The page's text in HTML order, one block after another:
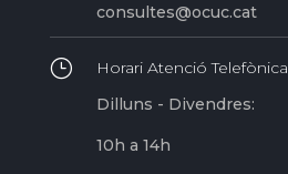
consultes@ocuc.cat
}
Horari Atenció Telefònica
Dilluns - Divendres:
10h a 14h